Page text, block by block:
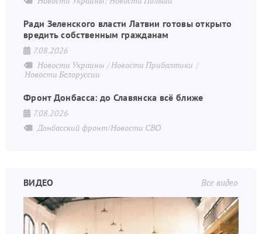
Ради Зеленского власти Латвии готовы открыто
вредить собственным гражданам
7.08.2026
Новости Украины
Новости Прибалтики
Новости Белоруссии
Фронт Донбасса: до Славянска всё ближе
7.08.2026
Донбасский фронт/Новости СВО
Все видео
ВИДЕО